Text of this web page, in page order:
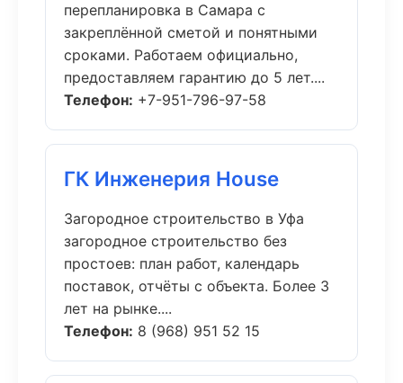
перепланировка в Самара с
закреплённой сметой и понятными
сроками. Работаем официально,
предоставляем гарантию до 5 лет....
Телефон: +7-951-796-97-58
ГК Инженерия House
Загородное строительство в Уфа
загородное строительство без
простоев: план работ, календарь
поставок, отчёты с объекта. Более 3
лет на рынке....
Телефон: 8 (968) 951 52 15